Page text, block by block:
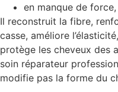
en manque de
Il reconstruit la fibre,
casse, améliore
protège les cheveux des
soin réparateur
modifie pas la forme du